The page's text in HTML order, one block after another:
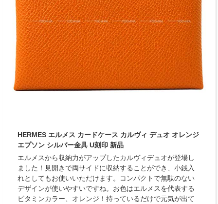
HERMES エルメス カードケース カルヴィ デュオ オレンジ
エプソン シルバー金具 U刻印 新品
エルメスから収納力がアップしたカルヴィデュオが登場し
ました！見開きで両サイドに収納することができ、小銭入
れとしてもお使いいただけます。コンパクトで無駄のない
デザインが使いやすいですね。お色はエルメスを代表する
ビタミンカラー、オレンジ！持っているだけで元気が出て